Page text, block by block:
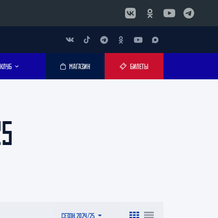
КЛУБ МАГАЗИН БИЛЕТЫ
СЕЗОН 2024/25